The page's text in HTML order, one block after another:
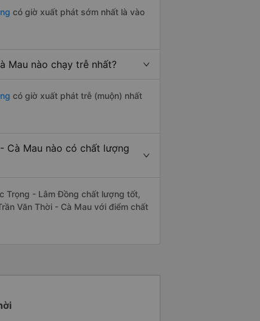
có giờ xuất phát sớm nhất là vào
Mau nào chạy trễ nhất?
có giờ xuất phát trễ (muộn) nhất
Cà Mau nào có chất lượng
Trọng - Lâm Đồng chất lượng tốt,
Văn Thời - Cà Mau với điểm chất